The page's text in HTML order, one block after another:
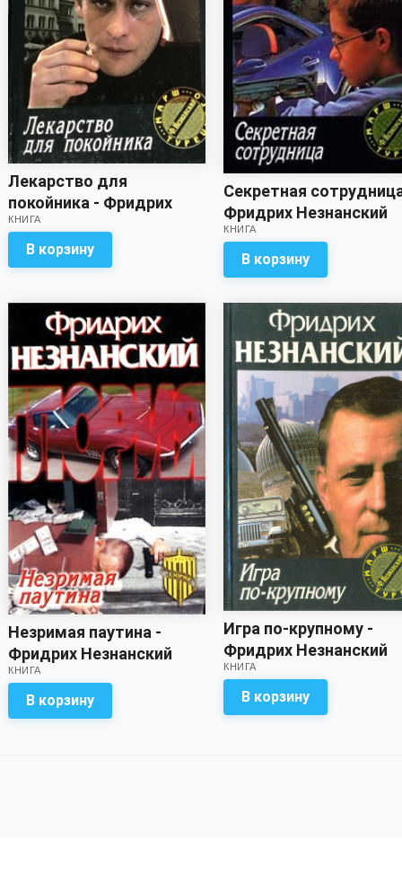
Лекарство для
покойника - Фридрих
Незнанский
КНИГА
В корзину
Секретная
Фридрих Незнанский
КНИГА
В корзину
Незримая паутина -
Фридрих Незнанский
КНИГА
В корзину
Игра по-крупному -
Фридрих Незнанский
КНИГА
В корзину